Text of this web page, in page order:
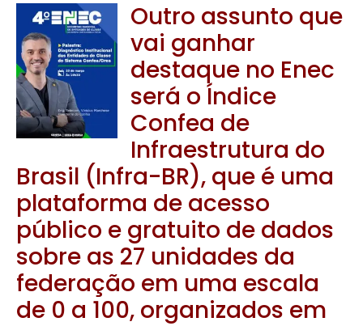
Outro assunto que
vai ganhar
destaque no Enec
será o Índice
Confea de
Infraestrutura do
Brasil (Infra-BR), que é uma
plataforma de acesso
público e gratuito de dados
sobre as 27 unidades da
federação em uma escala
de 0 a 100, organizados em